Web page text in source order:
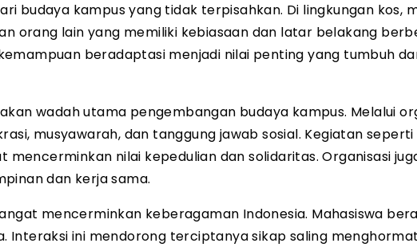
budaya kampus yang tidak terpisahkan. Di lingkungan kos,
orang lain yang memiliki kebiasaan dan latar belakang
beradaptasi menjadi nilai penting yang tumbuh
wadah utama pengembangan budaya kampus. Melalui
musyawarah, dan tanggung jawab sosial. Kegiatan seperti
mencerminkan nilai kepedulian dan solidaritas. Organisasi
dan kerja sama.
mencerminkan keberagaman Indonesia. Mahasiswa
Interaksi ini mendorong terciptanya sikap saling